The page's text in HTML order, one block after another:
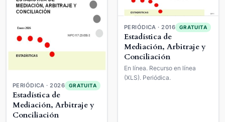
PERIÓDICA · 2026 GRATUITA
Estadística de
Mediación, Arbitraje y
Conciliación
PERIÓDICA · 2016 GRATUITA
Estadística de
Mediación, Arbitraje y
Conciliación
En línea. Recurso en línea
(XLS). Periódica.